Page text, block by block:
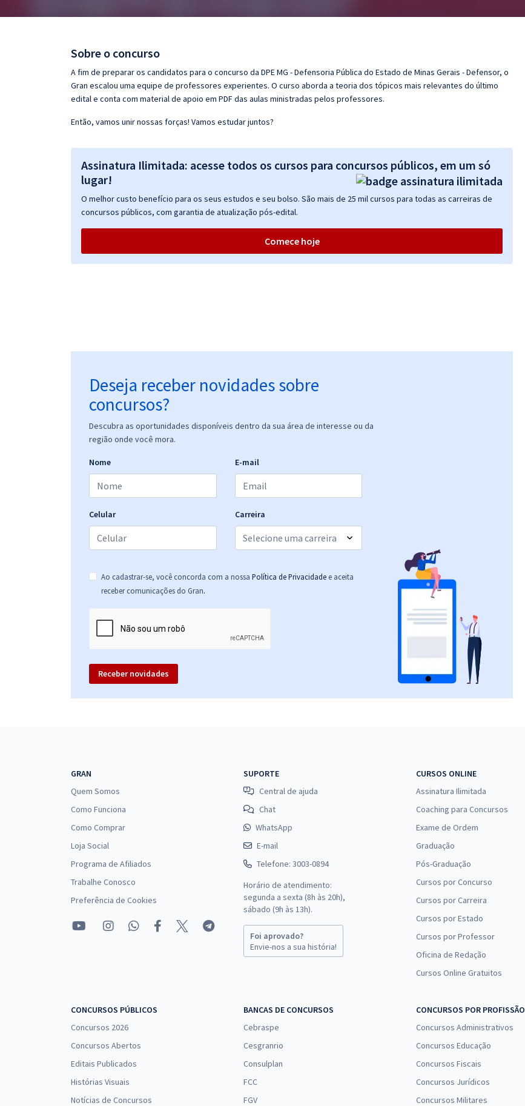
Questões grátis
Conteúdo gratuito
Sobre o concurso
A fim de preparar os candidatos para o concurso da DPE MG - Defensoria Pública do Estado de Minas Gerais - Defensor, o
Gran escalou uma equipe de professores experientes. O curso aborda a teoria dos tópicos mais relevantes do último
edital e conta com material de apoio em PDF das aulas ministradas pelos professores.
Então, vamos unir nossas forças! Vamos estudar juntos?
Assinatura Ilimitada: acesse todos os cursos para concursos públicos, em um só
lugar!
O melhor custo benefício para os seus estudos e seu bolso. São mais de 25 mil cursos para todas as carreiras de
concursos públicos, com garantia de atualização pós-edital.
Comece hoje
Deseja receber novidades sobre
concursos?
Descubra as oportunidades disponíveis dentro da sua área de interesse ou da
região onde você mora.
Nome E-mail
Celular Carreira
Ao cadastrar-se, você concorda com a nossa Política de Privacidade e aceita
receber comunicações do Gran.
Receber novidades
GRAN
Quem Somos
Como Funciona
Como Comprar
Loja Social
Programa de Afiliados
Trabalhe Conosco
Preferência de Cookies
SUPORTE
Central de ajuda
Chat
WhatsApp
E-mail
Telefone: 3003-0894
Horário de atendimento:
segunda a sexta (8h às 20h),
sábado (9h às 13h).
Foi aprovado?
Envie-nos a sua história!
CURSOS ONLINE
Assinatura Ilimitada
Coaching para Concursos
Exame de Ordem
Graduação
Pós-Graduação
Cursos por Concurso
Cursos por Carreira
Cursos por Estado
Cursos por Professor
Oficina de Redação
Cursos Online Gratuitos
CONCURSOS PÚBLICOS
Concursos 2026
Concursos Abertos
Editais Publicados
Histórias Visuais
Notícias de Concursos
BANCAS DE CONCURSOS
Cebraspe
Cesgranrio
Consulplan
FCC
FGV
CONCURSOS POR PROFISSÃO
Concursos Administrativos
Concursos Educação
Concursos Fiscais
Concursos Jurídicos
Concursos Militares